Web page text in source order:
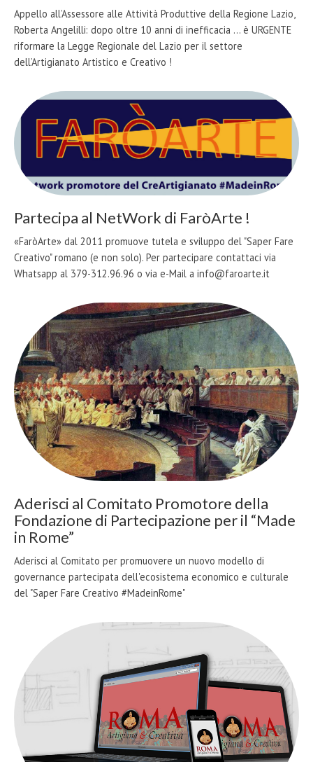
Appello all’Assessore alle Attività Produttive della Regione Lazio,
Roberta Angelilli: dopo oltre 10 anni di inefficacia ... è URGENTE
riformare la Legge Regionale del Lazio per il settore
dell’Artigianato Artistico e Creativo !
Partecipa al NetWork di FaròArte !
«FaròArte» dal 2011 promuove tutela e sviluppo del "Saper Fare
Creativo" romano (e non solo). Per partecipare contattaci via
Whatsapp al 379-312.96.96 o via e-Mail a info@faroarte.it
Aderisci al Comitato Promotore della
Fondazione di Partecipazione per il “Made
in Rome”
Aderisci al Comitato per promuovere un nuovo modello di
governance partecipata dell'ecosistema economico e culturale
del "Saper Fare Creativo #MadeinRome"